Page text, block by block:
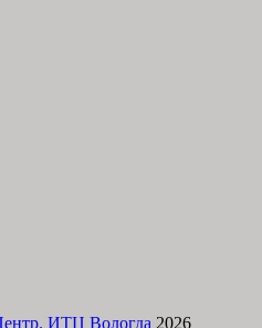
ИТЦ Вологда 2026